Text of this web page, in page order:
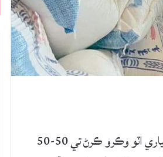
ميرپورخاص: ميرپورخاص ۾ اي سي چڪين ۽ فلور ملز تي ڇاپا هڻي غير معياري اٽو وڪرو ڪرڻ تي 50-50